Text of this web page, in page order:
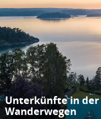
Unterkünfte in der
Wanderwegen